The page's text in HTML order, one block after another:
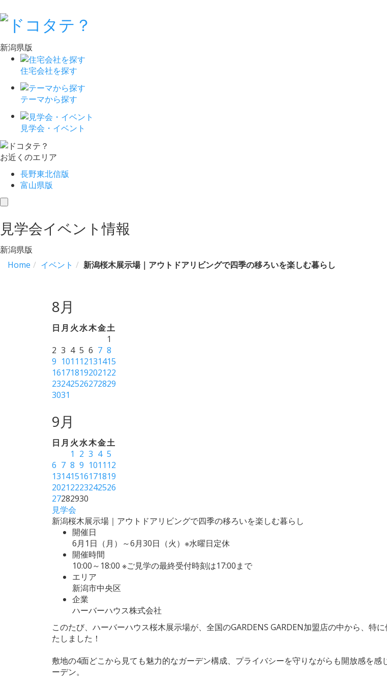
新潟県版
住宅会社を探す
テーマから探す
見学会・イベント
お近くのエリア
長野東北信版
富山県版
toggle
見学会イベント情報
新潟県版
Home
イベント 新潟桜木展示場｜アウトドアリビングで四季の移ろいを楽しむ暮らし
8月
日 月 火水木金土
1
2 3 4 5 6 7 8
9 1011 12131415
16171819202122
23242526272829
3031
9月
日 月 火水木金土
1 2 3 4 5
6 7 8 9 1011 12
13141516171819
20212223242526
27282930
見学会
新潟桜木展示場｜アウトドアリビングで四季の移ろいを楽しむ暮らし
開催日
6月1日（月）～6月30日（火）※水曜日定休
開催時間
10:00～18:00 ※ご見学の最終受付時刻は17:00まで
エリア
新潟市中央区
企業
ハーバーハウス株式会社
このたび、ハーバーハウス桜木展示場が、全国のGARDENS GARDEN加盟店の中から、
たしました！
敷地の4面どこから見ても魅力的なガーデン構成、プライバシーを守りながらも開放感を
ーデン。